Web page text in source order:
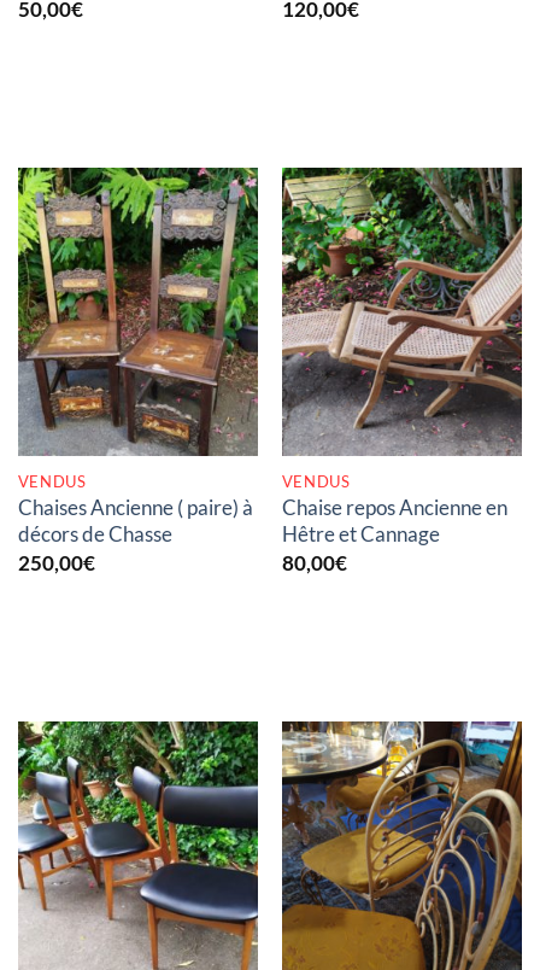
50,00€ 120,00€
RUPTURE DE STOCK
VENDUS
Chaises Ancienne ( paire) à
décors de Chasse
250,00€
RUPTURE DE STOCK
VENDUS
Chaise repos Ancienne en
Hêtre et Cannage
80,00€
RUPTURE DE STOCK RUPTURE DE STOCK